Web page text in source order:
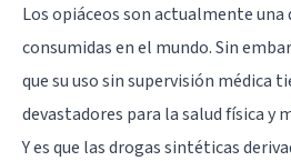
Los opiáceos son actualmente una
consumidas en el mundo. Sin
que su uso sin supervisión médica
devastadores para la salud física y
Y es que las drogas sintéticas